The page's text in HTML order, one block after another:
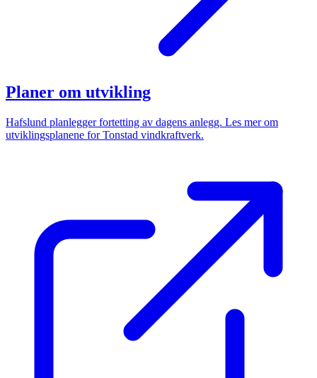
Planer om utvikling
Hafslund planlegger fortetting av dagens anlegg. Les mer om
utviklingsplanene for Tonstad vindkraftverk.